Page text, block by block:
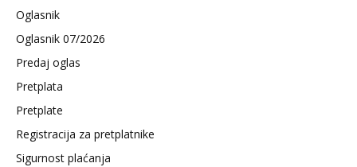
Oglasnik
Oglasnik 07/2026
Predaj oglas
Pretplata
Pretplate
Registracija za pretplatnike
Sigurnost plaćanja